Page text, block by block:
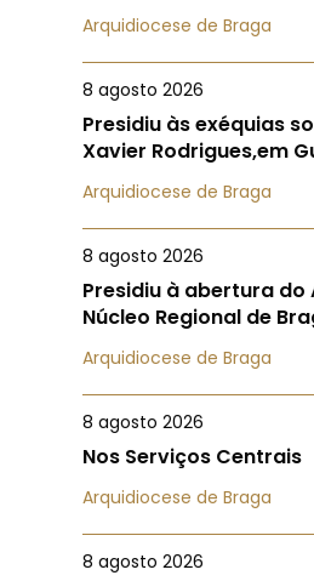
Arquidiocese de Braga
8 agosto 2026
Presidiu às exéquias
Xavier Rodrigues,em
Arquidiocese de Braga
8 agosto 2026
Presidiu à abertura
Núcleo Regional de
Arquidiocese de Braga
8 agosto 2026
Nos Serviços Centrais
Arquidiocese de Braga
8 agosto 2026